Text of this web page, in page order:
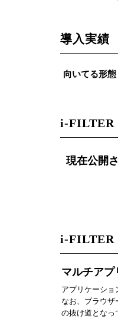
導入実績
向いてる形態
i-FILTER
現在公開
i-FILTER
マルチア
アプリケーショ
なお、ブラウザ
の抜け道となっ